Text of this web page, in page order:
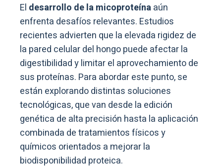
El desarrollo de la micoproteínaaún
enfrenta desafíos relevantes. Estudios
recientes advierten que la elevada rigidez de
la pared celular del hongo puede afectar la
digestibilidad y limitar el aprovechamiento de
sus proteínas. Para abordar este punto, se
están explorando distintas soluciones
tecnológicas, que van desde la edición
genética de alta precisión hasta la aplicación
combinada de tratamientos físicos y
químicos orientados a mejorar la
biodisponibilidad proteica.